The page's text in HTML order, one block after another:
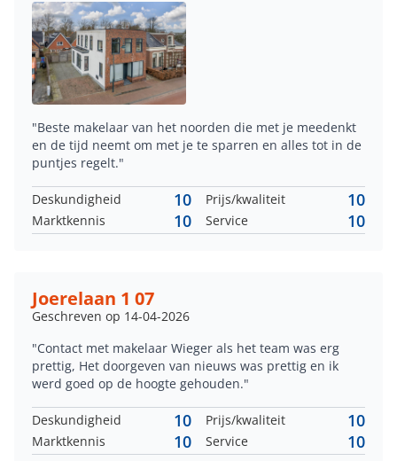
"Beste makelaar van het noorden die met je meedenkt
en de tijd neemt om met je te sparren en alles tot in de
puntjes regelt."
Deskundigheid 10 Prijs/kwaliteit 10
Marktkennis 10 Service 10
Joerelaan 1 07
Geschreven op 14-04-2026
"Contact met makelaar Wieger als het team was erg
prettig, Het doorgeven van nieuws was prettig en ik
werd goed op de hoogte gehouden."
Deskundigheid 10 Prijs/kwaliteit 10
Marktkennis 10 Service 10